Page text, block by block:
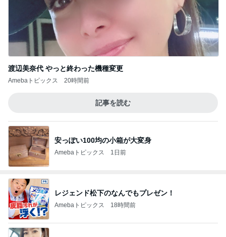
渡辺美奈代 やっと終わった機種変更
Amebaトピックス 20時間前
記事を読む
安っぽい100均の小箱が大変身
Amebaトピックス 1日前
レジェンド松下のなんでもプレゼン！
Amebaトピックス 18時間前